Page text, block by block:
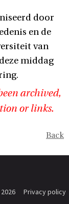
door
en de
van
middag
archived,
or links.
Back
Privacy policy